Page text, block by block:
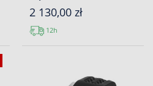
2 130,00 zł
12h